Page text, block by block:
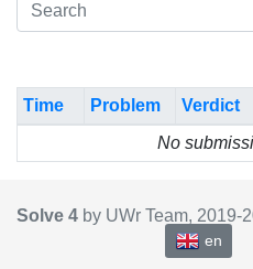
Time Problem Verdict
No
Solve 4 by UWr Team, 2019-
en